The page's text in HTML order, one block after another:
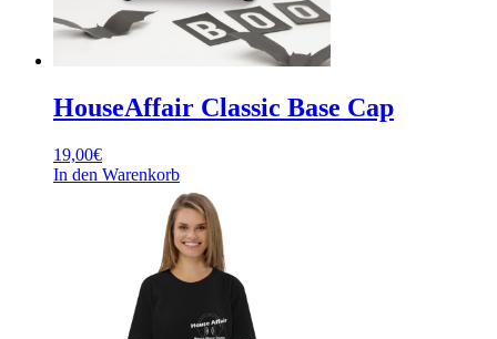
HouseAffair Classic Base Cap
19,00€
In den Warenkorb